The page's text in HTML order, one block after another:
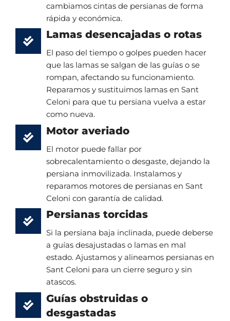
cambiamos cintas de persianas de forma
rápida y económica.
Lamas desencajadas o rotas
El paso del tiempo o golpes pueden hacer
que las lamas se salgan de las guías o se
rompan, afectando su funcionamiento.
Reparamos y sustituimos lamas en Sant
Celoni para que tu persiana vuelva a estar
como nueva.
Motor averiado
El motor puede fallar por
sobrecalentamiento o desgaste, dejando la
persiana inmovilizada. Instalamos y
reparamos motores de persianas en Sant
Celoni con garantía de calidad.
Persianas torcidas
Si la persiana baja inclinada, puede deberse
a guías desajustadas o lamas en mal
estado. Ajustamos y alineamos persianas en
Sant Celoni para un cierre seguro y sin
atascos.
Guías obstruidas o
desgastadas